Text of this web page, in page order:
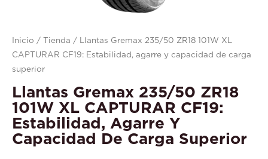
Inicio / Tienda / Llantas Gremax 235/50 ZR18 101W XL
CAPTURAR CF19: Estabilidad, agarre y capacidad de carga
superior
Llantas Gremax 235/50 ZR18
101W XL CAPTURAR CF19:
Estabilidad, Agarre Y
Capacidad De Carga Superior
superior
cantidad